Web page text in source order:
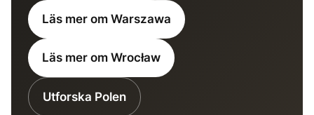
Läs mer om Warszawa
Läs mer om Wrocław
Utforska Polen